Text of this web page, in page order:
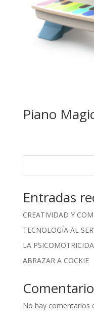
Piano
Entradas
CREATIVIDAD Y
TECNOLOGÍA AL
LA
ABRAZAR A COCKIE
No hay comentarios